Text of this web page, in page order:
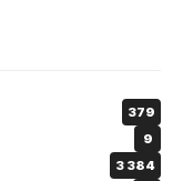
379
9
3 384